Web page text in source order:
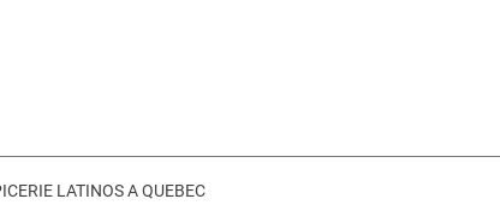
LATINOS A QUEBEC